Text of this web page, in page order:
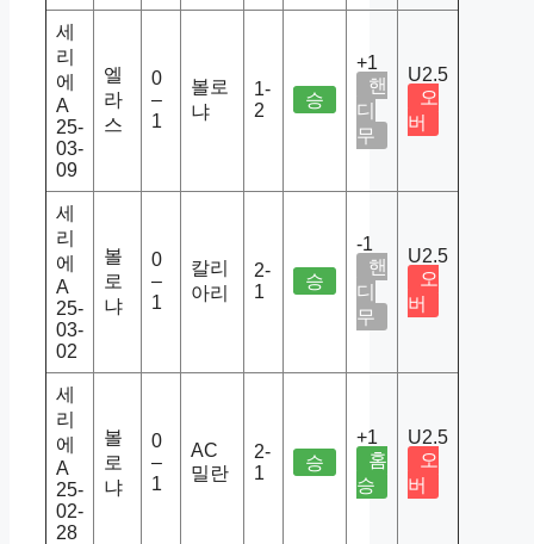
세
리
에
A
25-
03-
09
엘
라
스
0
–
1
볼로
냐
1-
2
승
+1
핸
디
무
U2.5
오
버
세
리
에
A
25-
03-
02
볼
로
냐
0
–
1
칼리
아리
2-
1
승
-1
핸
디
무
U2.5
오
버
세
리
에
A
25-
02-
28
볼
로
냐
0
–
1
AC
밀란
2-
1
승
+1
홈
승
U2.5
오
버